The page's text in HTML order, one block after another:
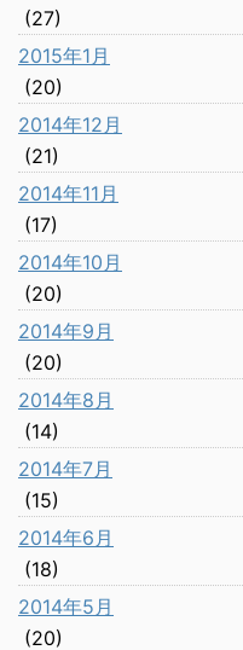
(27)
2015年1月
(20)
2014年12月
(21)
2014年11月
(17)
2014年10月
(20)
2014年9月
(20)
2014年8月
(14)
2014年7月
(15)
2014年6月
(18)
2014年5月
(20)